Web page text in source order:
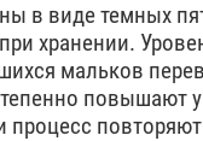
в виде темных
хранении.
мальков
повышают
процесс